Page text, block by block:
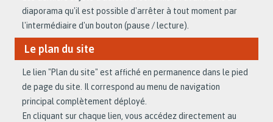
diaporama qu'il est possible d'arrêter à tout moment par
l'intermédiaire d'un bouton (pause / lecture).
Le plan du site
Le lien "Plan du site" est affiché en permanence dans le pied
de page du site. Il correspond au menu de navigation
principal complètement déployé.
En cliquant sur chaque lien, vous accédez directement au